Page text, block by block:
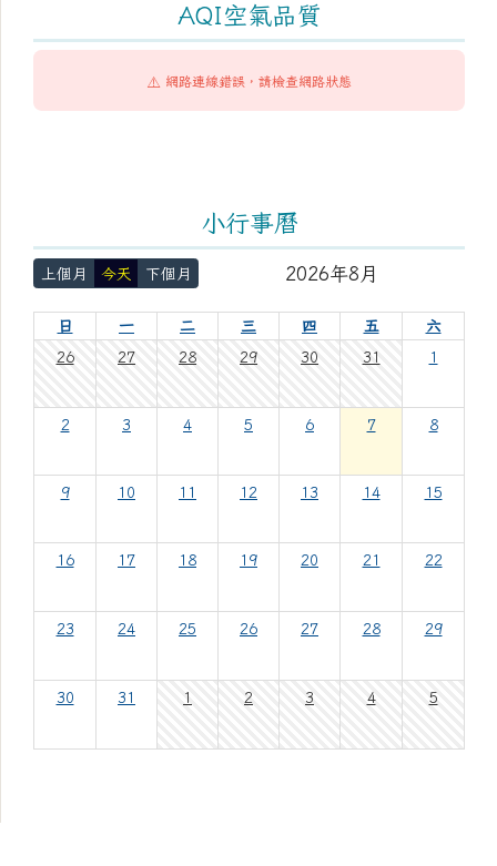
AQI空氣品質
⚠️ 網路連線錯誤，請檢查網路狀態
小行事曆
上個月 今天 下個月 2026年8月
日 一 二 三 四 五
六
26
27 28 29 30 31 1
2 3 4 5 6 7 8
9 10 11 12 13 14 15
16 17 18 19 20 21 22
23 24 25 26 27 28 29
30 31 1 2 3 4 5